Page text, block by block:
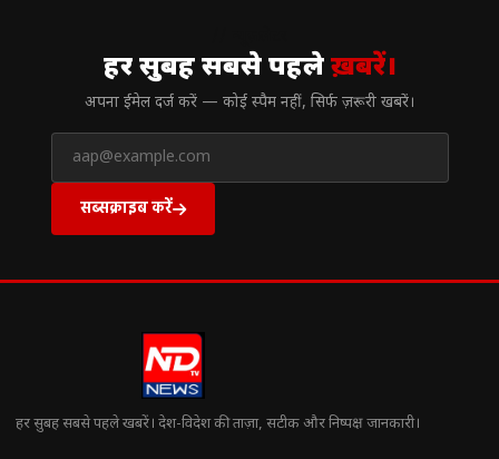
हर सुबह सबसे पहलेख़बरें।
अपना ईमेल दर्ज करें — कोई स्पैम नहीं, सिर्फ ज़रूरी खबरें।
सब्सक्राइब करें
हर सुबह सबसे पहले खबरें। देश-विदेश की ताज़ा, सटीक और निष्पक्ष जानकारी।